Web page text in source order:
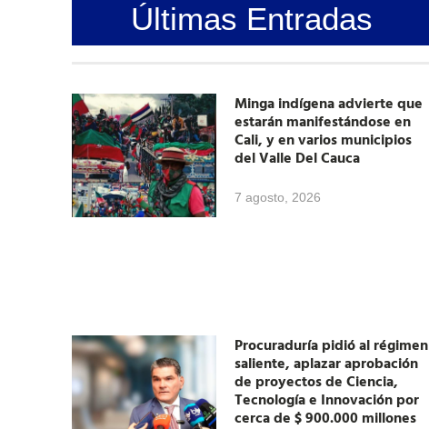
Últimas Entradas
Minga indígena advierte que
estarán manifestándose en
Cali, y en varios municipios
del Valle Del Cauca
7 agosto, 2026
Procuraduría pidió al régimen
saliente, aplazar aprobación
de proyectos de Ciencia,
Tecnología e Innovación por
cerca de $ 900.000 millones